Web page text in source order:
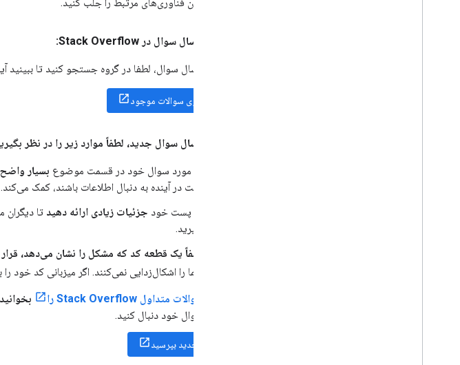
قبل از ارسال سوال در Stack Overflow:
قبل از ارسال سوال، لطفا در گروه جستجو کنید تا
جستجوی سوالات موجود
هنگام ارسال سوال جدید، لطفاً موارد زیر را در نظر
در مورد سوال خود در قسمت موضوع بسیار
است در آینده به دنبال اطلاعات باشند، کمک می‌کند.
در پست خود جزئیات زیادی ارائه دهید تا دیگران
بگیرید.
لطفاً یک قطعه کد که مشکل را نشان می‌دهد،
شما را اشکال‌زدایی نمی‌کنند. اگر میزبانی کد خود
سوالات متداول Stack Overflow را بخوانید
سوال خود دنبال کنید.
سوال جدید بپرسید